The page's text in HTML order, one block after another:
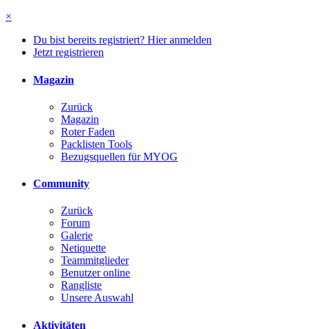
×
Du bist bereits registriert? Hier anmelden
Jetzt registrieren
Magazin
Zurück
Magazin
Roter Faden
Packlisten Tools
Bezugsquellen für MYOG
Community
Zurück
Forum
Galerie
Netiquette
Teammitglieder
Benutzer online
Rangliste
Unsere Auswahl
Aktivitäten